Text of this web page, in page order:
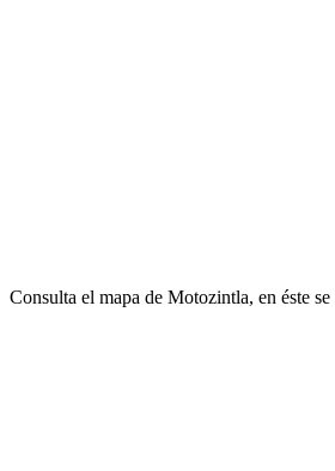
Consulta el mapa de Motozintla, en éste